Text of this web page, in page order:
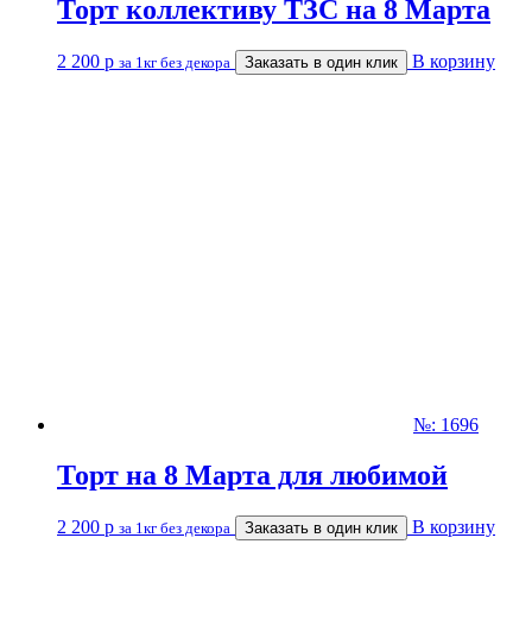
Торт коллективу ТЗС на 8 Марта
2 200 р за 1кг без декора Заказать в один клик В корзину
№: 1696
Торт на 8 Марта для любимой
2 200 р за 1кг без декора Заказать в один клик В корзину